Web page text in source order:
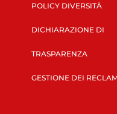
POLICY DIVERSITÀ
DICHIARAZIONE DI
TRASPARENZA
GESTIONE DEI